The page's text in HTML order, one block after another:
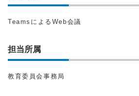
TeamsによるWeb会議
担当所属
教育委員会事務局